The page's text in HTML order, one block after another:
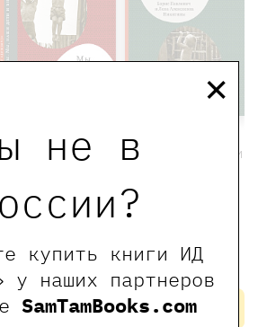
не в
купить книги ИД
у наших партнеров
SamTamBooks.com
×
Мы, наши дети
и внуки. Том
750 ₽600 ₽
Никитин Борис,
Никитина Елена
нет в
наличии
Мы, наши дети
Никитин Борис,
Никитина Елена
нет в
наличии